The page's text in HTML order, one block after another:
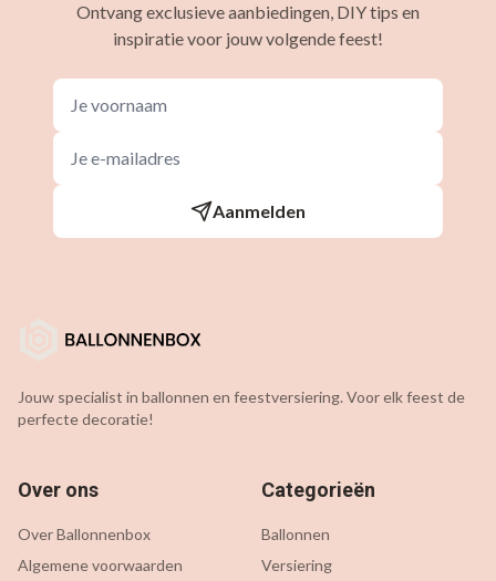
Ontvang exclusieve aanbiedingen, DIY tips en
inspiratie voor jouw volgende feest!
Aanmelden
Jouw specialist in ballonnen en feestversiering. Voor elk feest de
perfecte decoratie!
Over ons
Over Ballonnenbox
Algemene voorwaarden
Categorieën
Ballonnen
Versiering